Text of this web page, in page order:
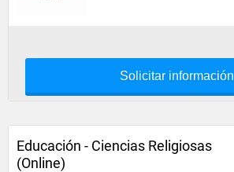
Solicitar información
Educación - Ciencias Religiosas
(Online)